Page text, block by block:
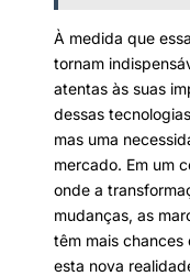
À medida que
tornam
atentas às suas
dessas
mas uma
mercado. Em um
onde a
mudanças, as
têm mais chances
esta nova